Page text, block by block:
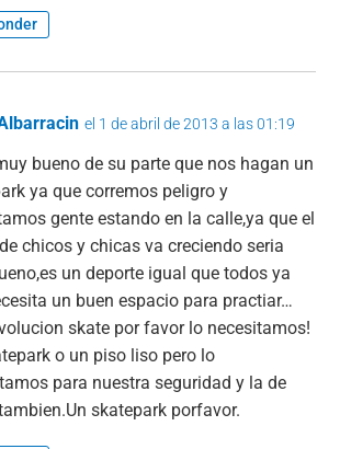
el 1 de abril de 2013 a las 01:19
bueno de su parte que nos hagan un
ya que corremos peligro y
gente estando en la calle,ya que el
chicos y chicas va creciendo seria
un deporte igual que todos ya
un buen espacio para practiar…
skate por favor lo necesitamos!
o un piso liso pero lo
para nuestra seguridad y la de
skatepark porfavor.